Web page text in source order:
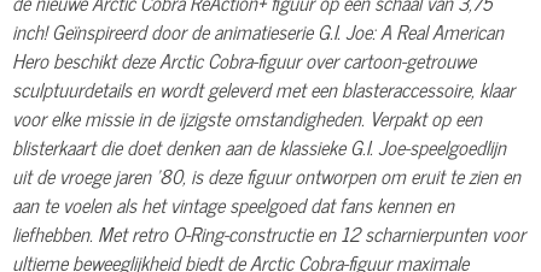
inch! Geïnspireerd door de animatieserie G.I. Joe: A Real American
Hero beschikt deze Arctic Cobra-figuur over cartoon-getrouwe
sculptuurdetails en wordt geleverd met een blasteraccessoire, klaar
voor elke missie in de ijzigste omstandigheden. Verpakt op een
blisterkaart die doet denken aan de klassieke G.I. Joe-speelgoedlijn
uit de vroege jaren ’80, is deze figuur ontworpen om eruit te zien en
aan te voelen als het vintage speelgoed dat fans kennen en
liefhebben. Met retro O-Ring-constructie en 12 scharnierpunten voor
ultieme beweeglijkheid biedt de Arctic Cobra-figuur maximale